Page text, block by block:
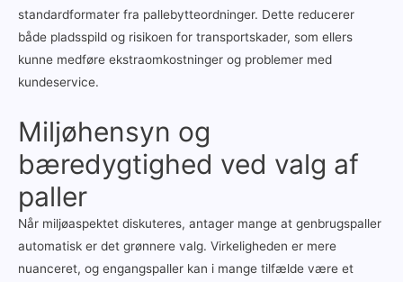
standardformater fra pallebytteordninger. Dette reducerer
både pladsspild og risikoen for transportskader, som ellers
kunne medføre ekstraomkostninger og problemer med
kundeservice.
Miljøhensyn og
bæredygtighed ved valg af
paller
Når miljøaspektet diskuteres, antager mange at genbrugspaller
automatisk er det grønnere valg. Virkeligheden er mere
nuanceret, og engangspaller kan i mange tilfælde være et